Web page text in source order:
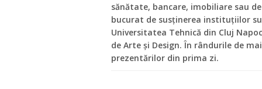
sănătate, bancare, imobiliare sau
bucurat de susținerea instituțiilor
Universitatea Tehnică din Cluj
de Arte și Design. În rândurile de
prezentărilor din prima zi.